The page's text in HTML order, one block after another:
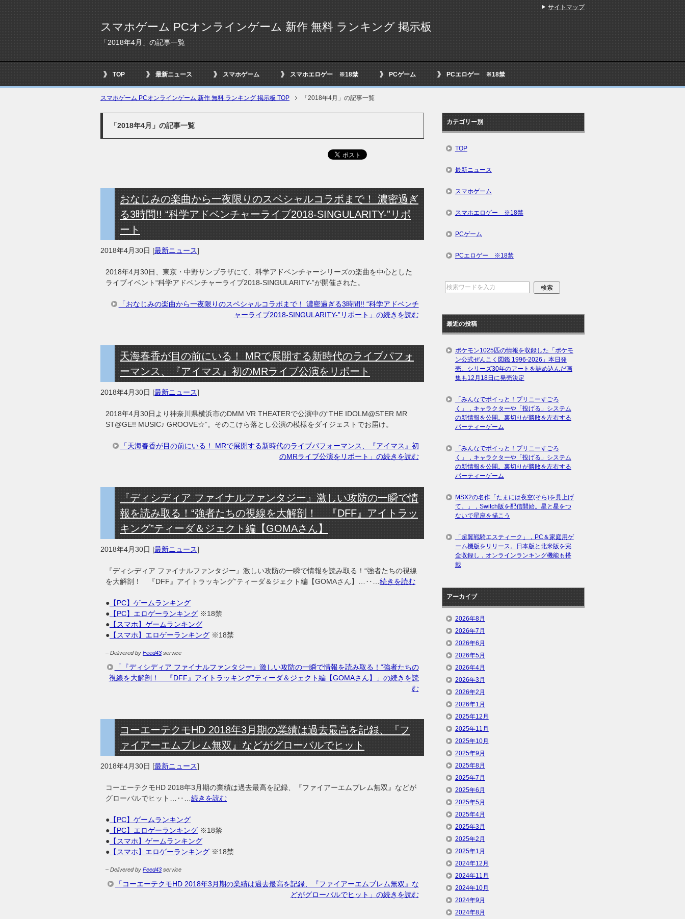
スマホゲーム PCオンラインゲーム 新作 無料 ランキング 掲示板
「2018年4月」の記事一覧
TOP 最新ニュース スマホゲーム スマホエロゲー ※18禁 PCゲーム PCエロゲー ※18禁
スマホゲーム PCオンラインゲーム 新作 無料 ランキング 掲示板 TOP 「2018年4月」の記事一覧
「2018年4月」の記事一覧
おなじみの楽曲から一夜限りのスペシャルコラボまで！ 濃密過ぎ
る3時間!! “科学アドベンチャーライブ2018-SINGULARITY-”リポ
ート
2018年4月30日 [最新ニュース]
2018年4月30日、東京・中野サンプラザにて、科学アドベンチャーシリーズの楽曲を中心とした
ライブイベント“科学アドベンチャーライブ2018-SINGULARITY-”が開催された。
「おなじみの楽曲から一夜限りのスペシャルコラボまで！ 濃密過ぎる3時間!! “科学アドベンチ
ャーライブ2018-SINGULARITY-”リポート」の続きを読む
天海春香が目の前にいる！ MRで展開する新時代のライブパフォ
ーマンス、『アイマス』初のMRライブ公演をリポート
2018年4月30日 [最新ニュース]
2018年4月30日より神奈川県横浜市のDMM VR THEATERで公演中の“THE IDOLM@STER MR
ST@GE!! MUSIC♪ GROOVE☆”。そのこけら落とし公演の模様をダイジェストでお届け。
「天海春香が目の前にいる！ MRで展開する新時代のライブパフォーマンス、『アイマス』初
のMRライブ公演をリポート」の続きを読む
『ディシディア ファイナルファンタジー』激しい攻防の一瞬で情
報を読み取る！“強者たちの視線を大解剖！ 『DFF』アイトラッ
キング”ティーダ＆ジェクト編【GOMAさん】
2018年4月30日 [最新ニュース]
『ディシディア ファイナルファンタジー』激しい攻防の一瞬で情報を読み取る！“強者たちの視線
を大解剖！ 『DFF』アイトラッキング”ティーダ＆ジェクト編【GOMAさん】…‥… 続きを読む
● 【PC】ゲームランキング
● 【PC】エロゲーランキング ※18禁
● 【スマホ】ゲームランキング
● 【スマホ】エロゲーランキング ※18禁
– Delivered by Feed43 service
「『ディシディア ファイナルファンタジー』激しい攻防の一瞬で情報を読み取る！“強者たちの
視線を大解剖！ 『DFF』アイトラッキング”ティーダ＆ジェクト編【GOMAさん】」の続きを読
む
コーエーテクモHD 2018年3月期の業績は過去最高を記録、『フ
ァイアーエムブレム無双』などがグローバルでヒット
2018年4月30日 [最新ニュース]
コーエーテクモHD 2018年3月期の業績は過去最高を記録、『ファイアーエムブレム無双』などが
グローバルでヒット…‥… 続きを読む
● 【PC】ゲームランキング
● 【PC】エロゲーランキング ※18禁
● 【スマホ】ゲームランキング
● 【スマホ】エロゲーランキング ※18禁
– Delivered by Feed43 service
「コーエーテクモHD 2018年3月期の業績は過去最高を記録、『ファイアーエムブレム無双』な
どがグローバルでヒット」の続きを読む
カテゴリー別
TOP
最新ニュース
スマホゲーム
スマホエロゲー ※18禁
PCゲーム
PCエロゲー ※18禁
最近の投稿
ポケモン1025匹の情報を収録した「ポケモ
ン公式ぜんこく図鑑 1996-2026」本日発
売。シリーズ30年のアートを詰め込んだ画
集も12月18日に発売決定
「みんなでポイっと！プリニーすごろ
く」，キャラクターや「投げる」システム
の新情報を公開。裏切りが勝敗を左右する
パーティーゲーム
「みんなでポイっと！プリニーすごろ
く」，キャラクターや「投げる」システム
の新情報を公開。裏切りが勝敗を左右する
パーティーゲーム
MSX2の名作「たまには夜空(そら)を見上げ
て。」，Switch版を配信開始。星と星をつ
ないで星座を描こう
「超翼戦騎エスティーク」，PC＆家庭用ゲ
ーム機版をリリース。日本版と北米版を完
全収録し，オンラインランキング機能も搭
載
アーカイブ
2026年8月
2026年7月
2026年6月
2026年5月
2026年4月
2026年3月
2026年2月
2026年1月
2025年12月
2025年11月
2025年10月
2025年9月
2025年8月
2025年7月
2025年6月
2025年5月
2025年4月
2025年3月
2025年2月
2025年1月
2024年12月
2024年11月
2024年10月
2024年9月
2024年8月
サイトマップ